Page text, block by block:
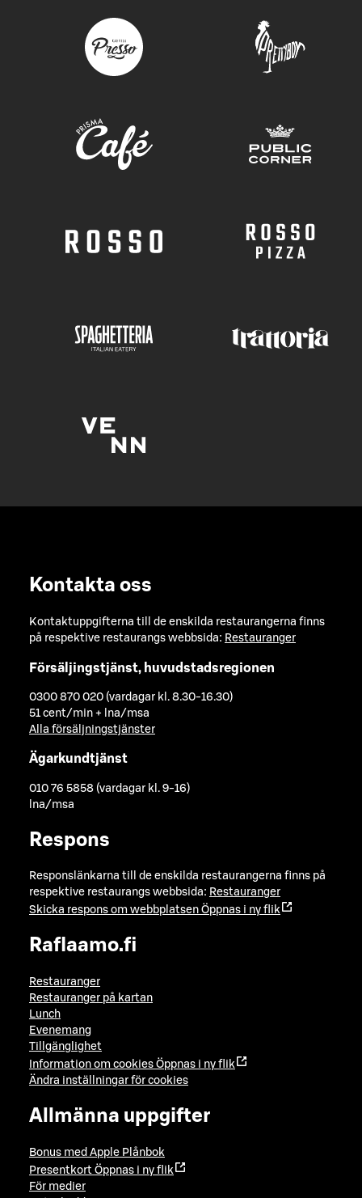
Kontakta oss
Kontaktuppgifterna till de enskilda restaurangerna finns
på respektive restaurangs webbsida: Restauranger
Försäljingstjänst, huvudstadsregionen
0300 870 020 (vardagar kl. 8.30-16.30)
51 cent/min + lna/msa
Alla försäljningstjänster
Ägarkundtjänst
010 76 5858 (vardagar kl. 9-16)
lna/msa
Respons
Responslänkarna till de enskilda restaurangerna finns på
respektive restaurangs webbsida: Restauranger
Skicka respons om webbplatsen Öppnas i ny flik
Raflaamo.fi
Restauranger
Restauranger på kartan
Lunch
Evenemang
Tillgänglighet
Information om cookies Öppnas i ny flik
Ändra inställningar för cookies
Allmänna uppgifter
Bonus med Apple Plånbok
Presentkort Öppnas i ny flik
För medier